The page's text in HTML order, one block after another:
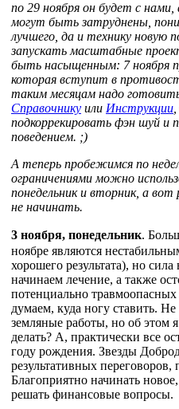
по 29 ноября он будет с
могут быть затруднены,
лучшего, да и технику новую
запускать масштабные
быть насыщенным: 7 ноября
которая вступит в
таким месяцам надо
Справочнику или Инструкции
подкоррекировать фэн шуй и
поведением. ;)
А теперь пробежимся по
ограничениями можно
понедельник и вторник, а
не начинать.
3 ноября, понедельник.
ноябре являются
хорошего результата), но
начинаем лечение, а также
потенциально
думаем, куда ногу ставить.
земляные работы, но об этом
делать? А, практически все
году рождения. Звезды
результативных
Благоприятно начинать
решать финансовые вопросы.